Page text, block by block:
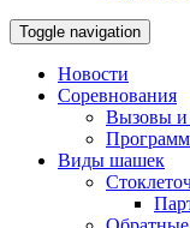
Toggle navigation
Новости
Соревнования
Вызовы и
Виды шашек